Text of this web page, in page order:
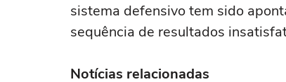
sistema defensivo tem sido
sequência de resultados
Notícias relacionadas